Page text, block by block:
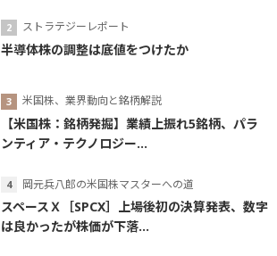
ストラテジーレポート
半導体株の調整は底値をつけたか
米国株、業界動向と銘柄解説
【米国株：銘柄発掘】業績上振れ5銘柄、パラ
ンティア・テクノロジー...
岡元兵八郎の米国株マスターへの道
スペースＸ［SPCX］上場後初の決算発表、数字
は良かったが株価が下落...